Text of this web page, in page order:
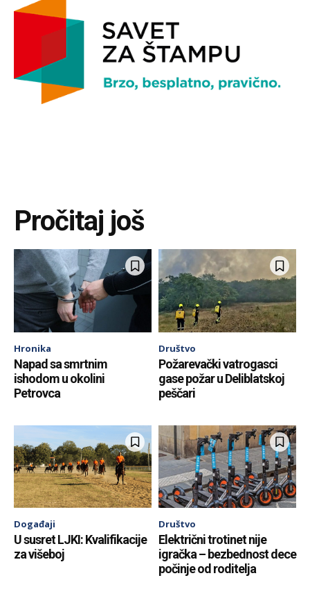
Pročitaj još
Hronika
Napad sa smrtnim
ishodom u okolini
Petrovca
Društvo
Požarevački vatrogasci
gase požar u Deliblatskoj
peščari
Događaji
U susret LJKI: Kvalifikacije
za višeboj
Društvo
Električni trotinet nije
igračka – bezbednost dece
počinje od roditelja